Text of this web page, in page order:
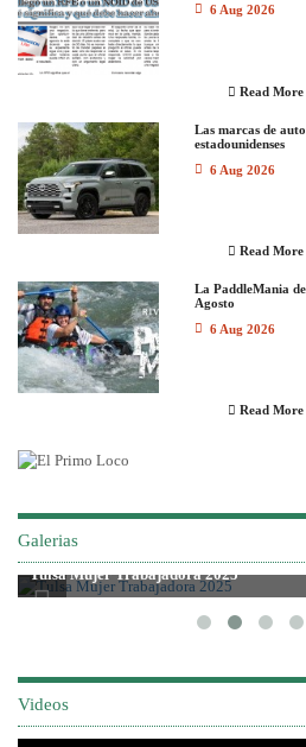
6 Aug 2026
Read More
Las marcas de
estadounidenses
6 Aug 2026
Read More
La PaddleMania
Agosto
6 Aug 2026
Read More
Galerias
Tulsa Mujer Trabajadora 2025
Videos